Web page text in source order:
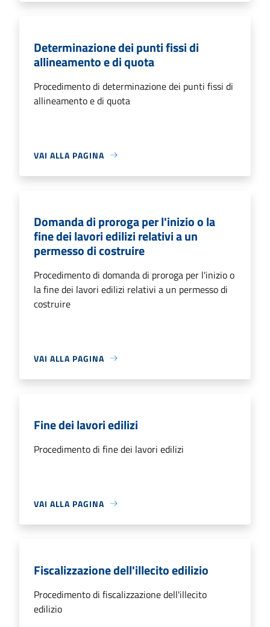
Determinazione dei punti fissi di
allineamento e di quota
Procedimento di determinazione dei punti fissi di
allineamento e di quota
VAI ALLA PAGINA
Domanda di proroga per l'inizio o la
fine dei lavori edilizi relativi a un
permesso di costruire
Procedimento di domanda di proroga per l'inizio o
la fine dei lavori edilizi relativi a un permesso di
costruire
VAI ALLA PAGINA
Fine dei lavori edilizi
Procedimento di fine dei lavori edilizi
VAI ALLA PAGINA
Fiscalizzazione dell'illecito edilizio
Procedimento di fiscalizzazione dell'illecito
edilizio